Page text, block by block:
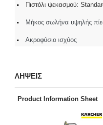
Πιστόλι ψεκασμού:
Μήκος σωλήνα υψηλής
Ακροφύσιο ισχύος
ΛΗΨΕΙΣ
Product Information Sheet